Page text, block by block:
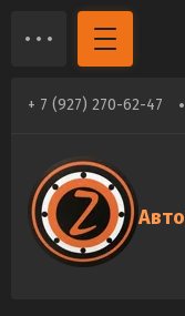
+ 7 (927) 270-62-47